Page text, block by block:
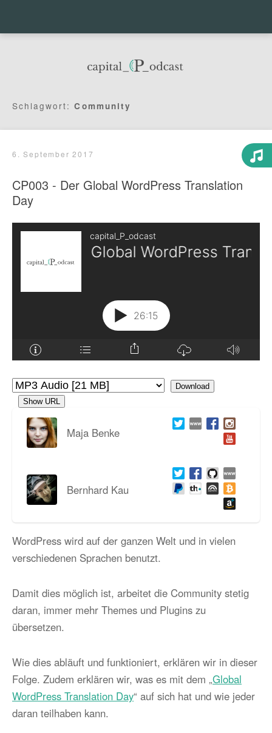
Schlagwort:Community
6. September 2017
CP003 - Der Global WordPress Translation
Day
Download
Show URL
Maja Benke
Bernhard Kau
WordPress wird auf der ganzen Welt und in vielen
verschiedenen Sprachen benutzt.
Damit dies möglich ist, arbeitet die Community stetig
daran, immer mehr Themes und Plugins zu
übersetzen.
Wie dies abläuft und funktioniert, erklären wir in dieser
Folge. Zudem erklären wir, was es mit dem „Global
WordPress Translation Day“ auf sich hat und wie jeder
daran teilhaben kann.